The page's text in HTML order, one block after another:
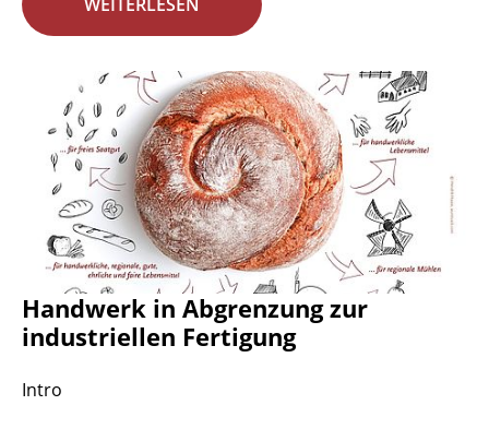
Handwerk in Abgrenzung zur
industriellen Fertigung
Intro